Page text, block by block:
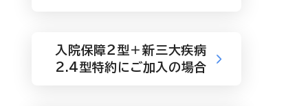
入院保障２型＋新三大疾病
2.4型特約にご加入の場合